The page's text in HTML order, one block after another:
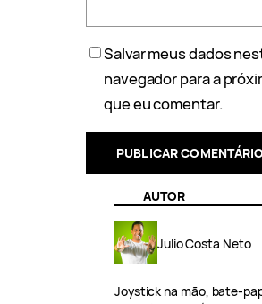
Salvar meus dados
navegador para a
que eu comentar.
AUTOR
Julio Costa Neto
Joystick na mão, bate-